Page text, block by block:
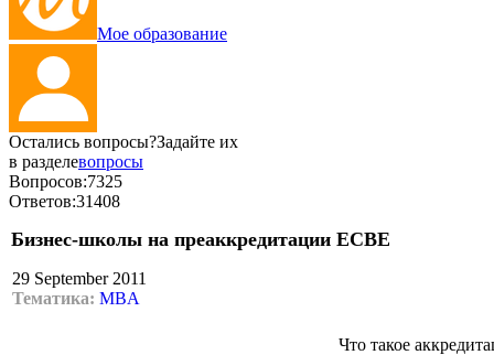
Мое образование
Остались вопросы?Задайте их
в разделевопросы
Вопросов:7325
Ответов:31408
Бизнес-школы на преаккредитации ECBE
29 September 2011
Тематика: MBA
Что такое